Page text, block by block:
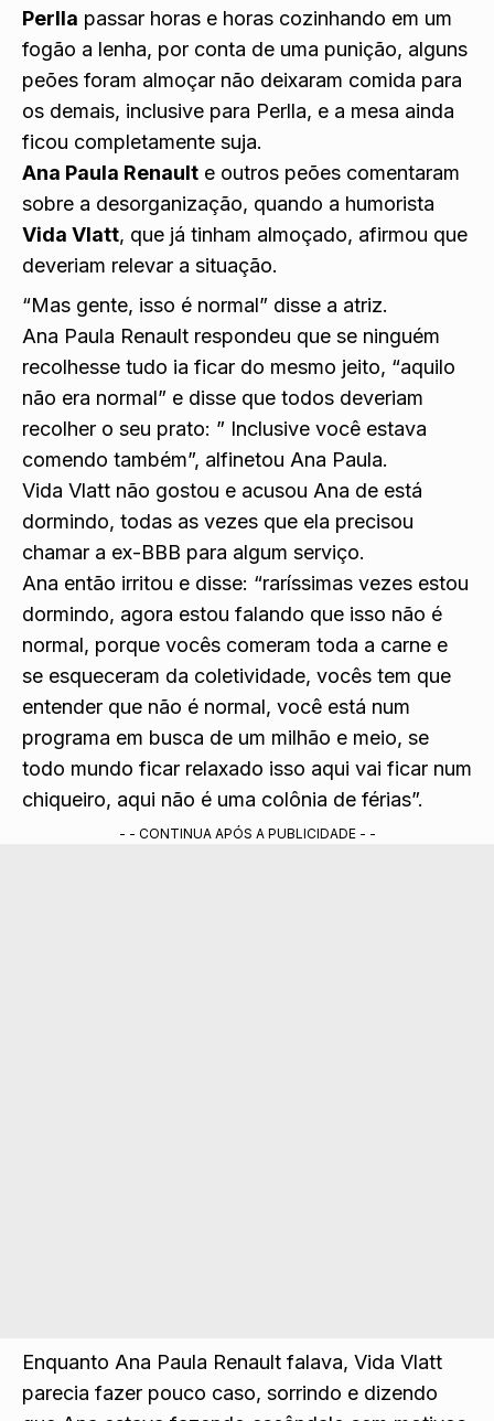
Perlla passar horas e horas cozinhando em um
fogão a lenha, por conta de uma punição, alguns
peões foram almoçar não deixaram comida para
os demais, inclusive para Perlla, e a mesa ainda
ficou completamente suja.
Ana Paula Renault e outros peões comentaram
sobre a desorganização, quando a humorista
Vida Vlatt, que já tinham almoçado, afirmou que
deveriam relevar a situação.
“Mas gente, isso é normal” disse a atriz.
Ana Paula Renault respondeu que se ninguém
recolhesse tudo ia ficar do mesmo jeito, “aquilo
não era normal” e disse que todos deveriam
recolher o seu prato: ” Inclusive você estava
comendo também”, alfinetou Ana Paula.
Vida Vlatt não gostou e acusou Ana de está
dormindo, todas as vezes que ela precisou
chamar a ex-BBB para algum serviço.
Ana então irritou e disse: “raríssimas vezes estou
dormindo, agora estou falando que isso não é
normal, porque vocês comeram toda a carne e
se esqueceram da coletividade, vocês tem que
entender que não é normal, você está num
programa em busca de um milhão e meio, se
todo mundo ficar relaxado isso aqui vai ficar num
chiqueiro, aqui não é uma colônia de férias”.
- - CONTINUA APÓS A PUBLICIDADE - -
Enquanto Ana Paula Renault falava, Vida Vlatt
parecia fazer pouco caso, sorrindo e dizendo